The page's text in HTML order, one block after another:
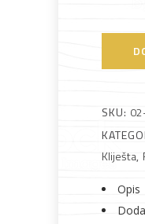
SKU:
Kliješta,
Opis